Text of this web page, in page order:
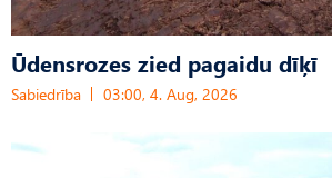
Ūdensrozes zied pagaidu dīķī
Sabiedrība 03:00, 4. Aug, 2026